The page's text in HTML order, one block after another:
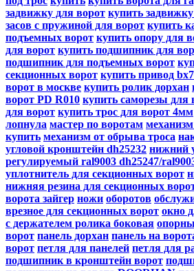
задвижку для ворот купить
засов с пружиной для ворот купить
подъемных ворот купить опору для
для ворот купить подшипник для
подшипник для подъемных ворот
секционных ворот купить привод
ворот в москве купить ролик дорхан
ворот PD R010 купить саморезы для
для ворот купить трос для ворот 4мм
лопнула мастер по воротам
купить механизм от обрыва троса
угловой кронштейн dh25232 нижний
регулируемый ral9003 dh25247/
уплотнитель для секционных ворот
нижняя резина для секционных
ворота зайгер ножи оборотов
врезное для секционных ворот окно
с держателем ролика боковая
ворот панель дорхан панель на
ворот петля для панелей петля для
подшипник в кронштейн ворот